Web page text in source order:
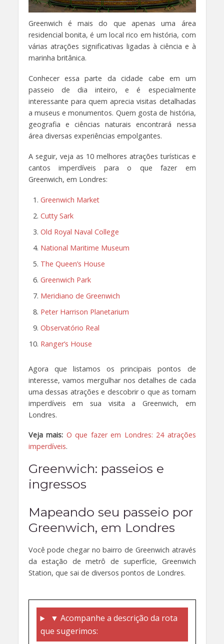
Greenwich é mais do que apenas uma área
residencial bonita, é um local rico em história, com
várias atrações significativas ligadas à ciência e à
marinha britânica.
Conhecer essa parte da cidade cabe em um
passeio de dia inteiro, e é especialmente
interessante para quem aprecia visitas detalhadas
a museus e monumentos. Quem gosta de história,
geografia e ciências naturais encontrará nessa
área diversas experiências empolgantes.
A seguir, veja as 10 melhores atrações turísticas e
cantos imperdíveis para o que fazer em
Greenwich, em Londres:
Greenwich Market
Cutty Sark
Old Royal Naval College
National Maritime Museum
The Queen’s House
Greenwich Park
Meridiano de Greenwich
Peter Harrison Planetarium
Observatório Real
Ranger’s House
Agora que listamos os principais pontos de
interesse, vamos mergulhar nos detalhes de cada
uma dessas atrações e descobrir o que as tornam
imperdíveis em sua visita a Greenwich, em
Londres.
Veja mais: O que fazer em Londres: 24 atrações
imperdíveis.
Greenwich: passeios e
ingressos
Mapeando seu passeio por
Greenwich, em Londres
Você pode chegar no bairro de Greenwich através
da estação de metrô de superfície, Greenwich
Station, que sai de diversos pontos de Londres.
▼ Acompanhe a descrição da rota
que sugerimos: